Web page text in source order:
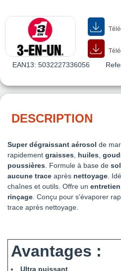
EAN13: 5032227336056
DESCRIPTION
Super dégraissant aérosol de
rapidement graisses huiles
poussières . Formule à base de
aucune trace après nettoyage .
chaînes et outils. Offre un
rinçage . Conçu pour s'évaporer
trace après nettoyage.
Avantages :
Ultra puissant